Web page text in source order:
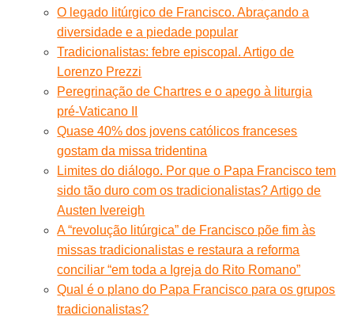
O legado litúrgico de Francisco. Abraçando a
diversidade e a piedade popular
Tradicionalistas: febre episcopal. Artigo de
Lorenzo Prezzi
Peregrinação de Chartres e o apego à liturgia
pré-Vaticano II
Quase 40% dos jovens católicos franceses
gostam da missa tridentina
Limites do diálogo. Por que o Papa Francisco tem
sido tão duro com os tradicionalistas? Artigo de
Austen Ivereigh
A “revolução litúrgica” de Francisco põe fim às
missas tradicionalistas e restaura a reforma
conciliar “em toda a Igreja do Rito Romano”
Qual é o plano do Papa Francisco para os grupos
tradicionalistas?